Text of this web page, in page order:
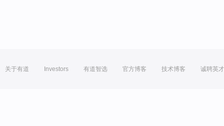
关于有道 Investors 有道智选 官方博客 技术博客 诚聘英才